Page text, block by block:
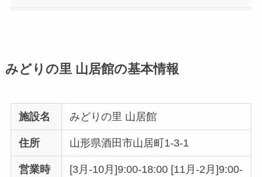
みどりの里 山居館の基本情報
施設名 みどりの里 山居館
住所 山形県酒田市山居町1-3-1
営業時
[3月-10月]9:00-18:00 [11月-2月]9:00-